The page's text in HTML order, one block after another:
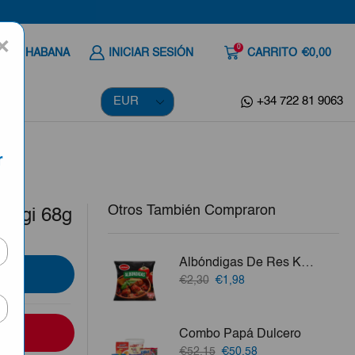
A LA HABANA INICIAR SESIÓN 0 CARRITO €0,00
+34 722 81 9063
68g Otros También Compraron
Albóndigas De Res Karmac 300g
€2,30 El
€2,30.
€1,98El
€1,98.
Combo Papá Dulcero
€52,15 El
€50,58El